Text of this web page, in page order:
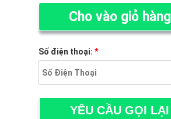
Cho vào giỏ hàng
Số điện thoại: *